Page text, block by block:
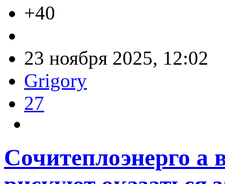
+40
23 ноября 2025, 12:02
Grigory
27
Сочитеплоэнерго а